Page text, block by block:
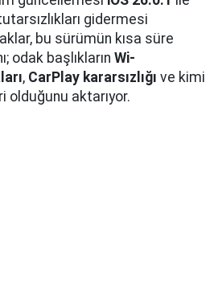
gidermesi
bu sürümün kısa süre
odak başlıkların Wi-
, CarPlay kararsızlığı ve kimi
aktarıyor.